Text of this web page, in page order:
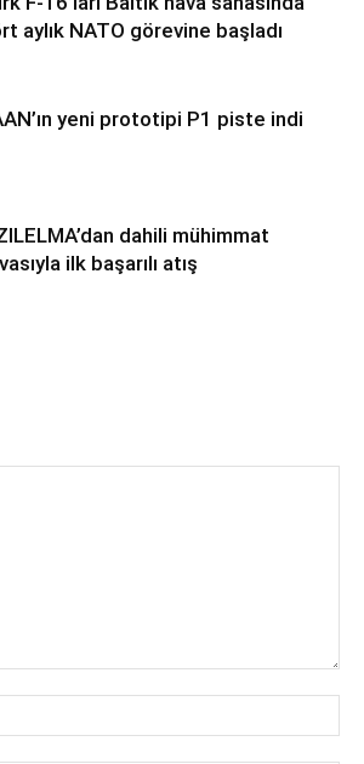
aylık NATO görevine başladı
yeni prototipi P1 piste indi
dahili mühimmat
ilk başarılı atış